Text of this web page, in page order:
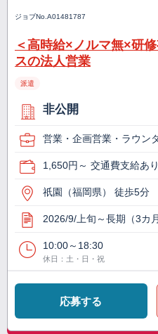
ジョブNo. A01481787
＜高時給×ノルマ無×研
スの法人営業
派遣
非公開
営業・企画営業・ラウン
1,650円～ 交通費支給あり
祇園（福岡県） 徒歩5分
2026/9/上旬～長期（3カ
10:00～18:30
休日：土・日・祝
応募する